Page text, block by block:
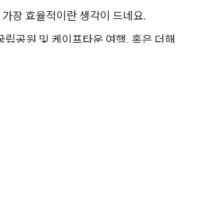
장 효율적이란 생각이 드네요.
공원 및 케이프타운 여행, 혹은 더해